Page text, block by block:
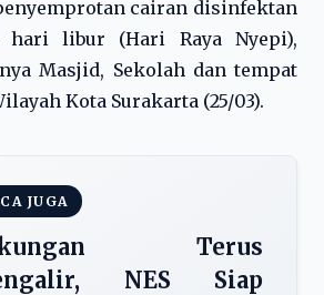
cairan disinfektan
libur (Hari Raya Nyepi),
Masjid, Sekolah dan tempat
Kota Surakarta (25/03).
JUGA
Terus
NES Siap